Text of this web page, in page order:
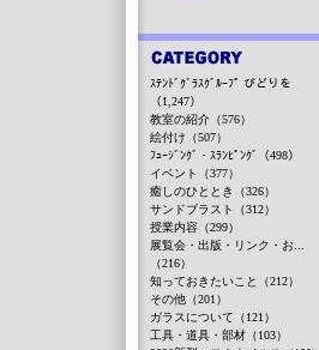
ｽﾃﾝﾄﾞｸﾞﾗｽｸﾞﾙｰﾌﾟ びどりを
（1,247）
教室の紹介（576）
絵付け（507）
ﾌｭｰｼﾞﾝｸﾞ・ｽﾗﾝﾋﾟﾝｸﾞ（498）
イベント（377）
癒しのひととき（326）
サンドブラスト（312）
授業内容（299）
展覧会・出版・リンク・お...
（216）
知っておきたいこと（212）
その他（201）
ガラスについて（121）
工具・道具・部材（103）